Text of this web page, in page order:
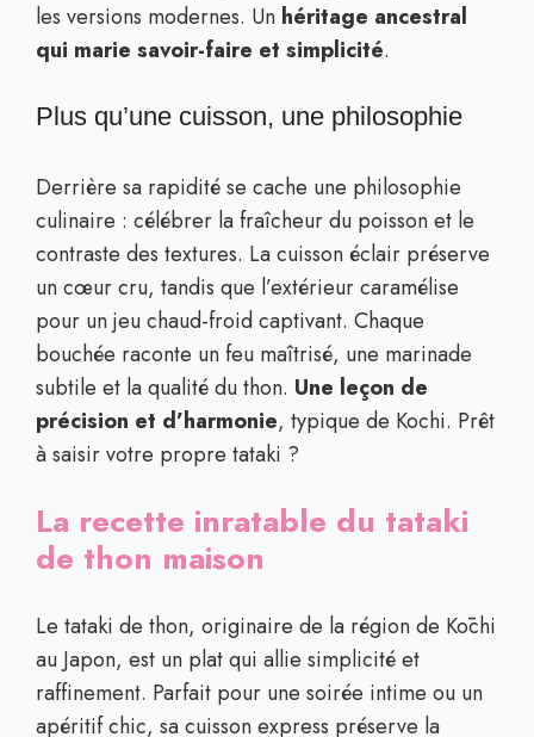
les versions modernes. Un héritage ancestral
qui marie savoir-faire et simplicité.
Plus qu’une cuisson, une philosophie
Derrière sa rapidité se cache une philosophie
culinaire : célébrer la fraîcheur du poisson et le
contraste des textures. La cuisson éclair préserve
un cœur cru, tandis que l’extérieur caramélise
pour un jeu chaud-froid captivant. Chaque
bouchée raconte un feu maîtrisé, une marinade
subtile et la qualité du thon. Une leçon de
précision et d’harmonie, typique de Kochi. Prêt
à saisir votre propre tataki ?
La recette inratable du tataki
de thon maison
Le tataki de thon, originaire de la région de Kōchi
au Japon, est un plat qui allie simplicité et
raffinement. Parfait pour une soirée intime ou un
apéritif chic, sa cuisson express préserve la